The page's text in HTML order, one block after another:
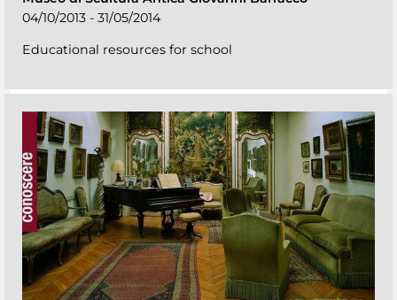
04/10/2013 - 31/05/2014
Educational resources for school